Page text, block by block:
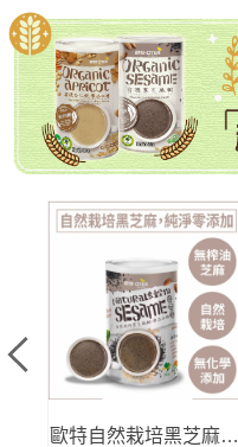
歐特自然栽培黑芝麻糊-